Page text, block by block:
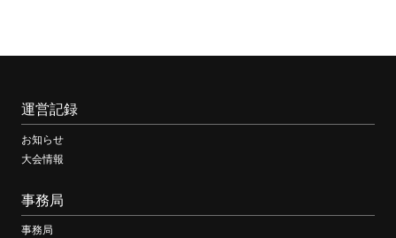
運営記録
お知らせ
大会情報
事務局
事務局